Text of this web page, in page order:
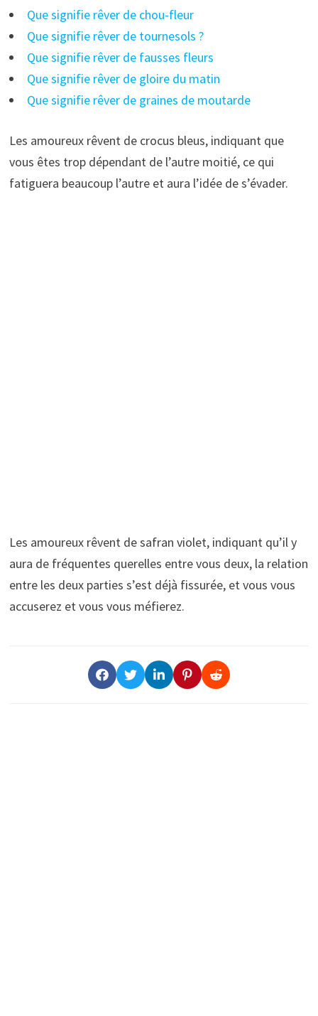
Que signifie rêver de chou-fleur
Que signifie rêver de tournesols ?
Que signifie rêver de fausses fleurs
Que signifie rêver de gloire du matin
Que signifie rêver de graines de moutarde
Les amoureux rêvent de crocus bleus, indiquant que
vous êtes trop dépendant de l’autre moitié, ce qui
fatiguera beaucoup l’autre et aura l’idée de s’évader.
Les amoureux rêvent de safran violet, indiquant qu’il y
aura de fréquentes querelles entre vous deux, la relation
entre les deux parties s’est déjà fissurée, et vous vous
accuserez et vous vous méfierez.